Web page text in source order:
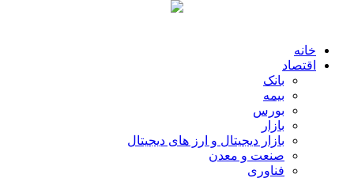
خانه
اقتصاد
بانک
بیمه
بورس
بازار
بازار دیجیتال و ارز های دیجیتال
صنعت و معدن
فناوری